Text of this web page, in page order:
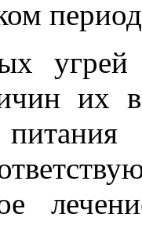
угрей
их